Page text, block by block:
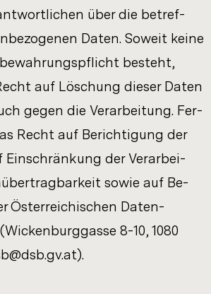
über die be­tref­
Daten. So­weit keine
be­steht,
auf Lö­schung die­ser Daten
gegen die Ver­ar­bei­tung. Fer­
Recht auf Be­rich­ti­gung der
Ein­schrän­kung der Ver­ar­bei­
sowie auf Be­
Ös­ter­rei­chi­schen Da­ten­
8-10, 1080
).